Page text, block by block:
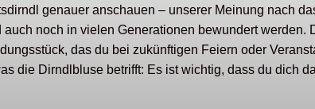
genauer anschauen – unserer Meinung nach
noch in vielen Generationen bewundert werden.
das du bei zukünftigen Feiern oder
die Dirndlbluse betrifft: Es ist wichtig, dass du dich